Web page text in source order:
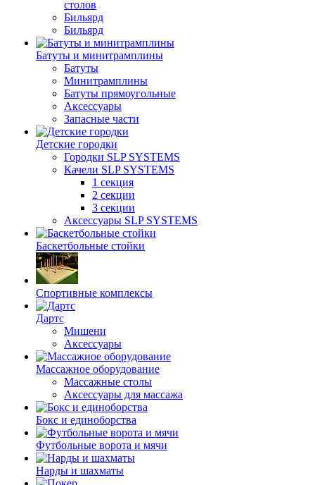
столов
Бильяpд
Бильяpд
Батуты и минитрамплины
Батуты
Минитрамплины
Батуты прямоугольные
Аксессуары
Запасные части
Детские городки
Городки SLP SYSTEMS
Качели SLP SYSTEMS
1 секция
2 секции
3 секции
Аксессуары SLP SYSTEMS
Баскетбольные стойки
Спортивные комплексы
Дартс
Мишени
Аксессуары
Массажное оборудование
Массажные столы
Аксессуары для массажа
Бокс и единоборства
Футбольные ворота и мячи
Нарды и шахматы